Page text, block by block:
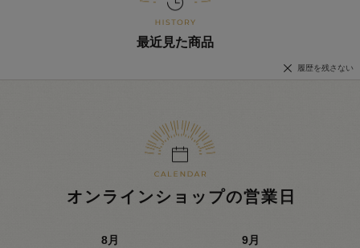
最近見た商品
履歴を残さない
オンラインショップの営業日
8月 9月